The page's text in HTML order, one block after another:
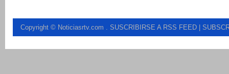
Copyright © Noticiasrtv.com . SUSCRIBIRSE A RSS FEED |